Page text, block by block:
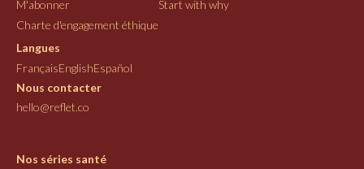
M'abonner
Start with why
Charte d'engagement éthique
Langues
FrançaisEnglishEspañol
Nous contacter
hello@reflet.co
Nos séries santé